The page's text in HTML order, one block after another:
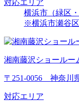
対応エリア
横浜市（緑区
※横浜市瀬谷
湘南藤沢ショールー
〒251-0056 神奈川
対応エリア